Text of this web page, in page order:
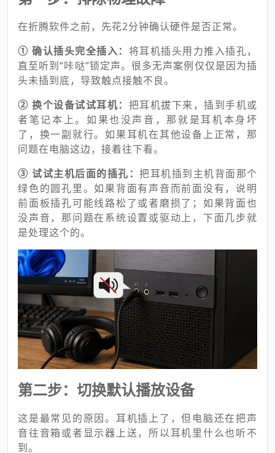
在折腾软件之前，先花2分钟确认硬件是否正常。
① 确认插头完全插入： 将耳机插头用力推入插孔，
直至听到“咔哒”锁定声。很多无声案例仅仅是因为插
头未插到底，导致触点接触不良。
② 换个设备试试耳机： 把耳机拔下来，插到手机或
者笔记本上。如果也没声音，那就是耳机本身坏
了，换一副就行。如果耳机在其他设备上正常，那
问题在电脑这边，接着往下看。
③ 试试主机后面的插孔： 把耳机插到主机背面那个
绿色的圆孔里。如果背面有声音而前面没有，说明
前面板插孔可能线路松了或者磨损了；如果背面也
没声音，那问题在系统设置或驱动上，下面几步就
是处理这个的。
第二步：切换默认播放设备
这是最常见的原因。耳机插上了，但电脑还在把声
音往音箱或者显示器上送，所以耳机里什么也听不
到。